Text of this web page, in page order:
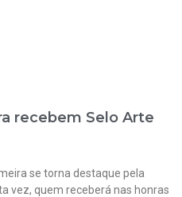
recebem Selo Arte
se torna destaque pela
vez, quem receberá nas honras